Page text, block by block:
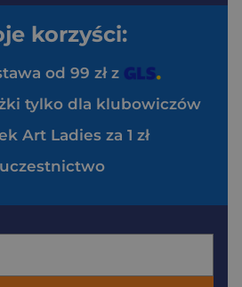
korzyści:
od 99 zł z
tylko dla klubowiczów
Art Ladies za 1 zł
uczestnictwo